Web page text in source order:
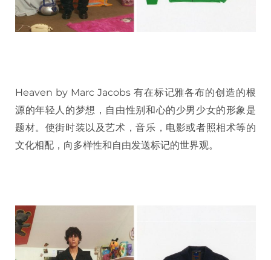
Heaven by Marc Jacobs 有在标记雅各布的创造的根
源的年轻人的梦想，自由性别和心的少男少女的形象是
题材。使街时装以及艺术，音乐，电影或者照相术等的
文化相配，向多样性和自由发送标记的世界观。